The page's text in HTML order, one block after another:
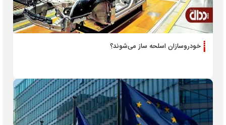
خودروسازان اسلحه ساز می‌شوند؟